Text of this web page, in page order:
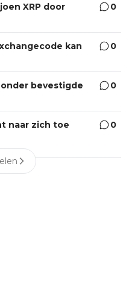
XRP door
0
kan
0
bevestigde
0
naar zich toe
0